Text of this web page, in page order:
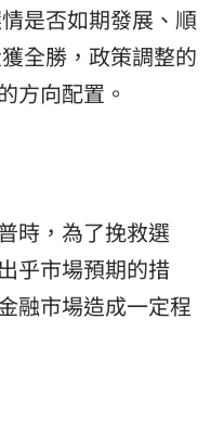
是否如期發展、順
全勝，政策調整的
方向配置。
時，為了挽救選
乎市場預期的措
融市場造成一定程